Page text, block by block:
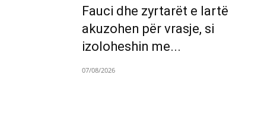
Fauci dhe zyrtarët e lartë
akuzohen për vrasje, si
izoloheshin me...
07/08/2026